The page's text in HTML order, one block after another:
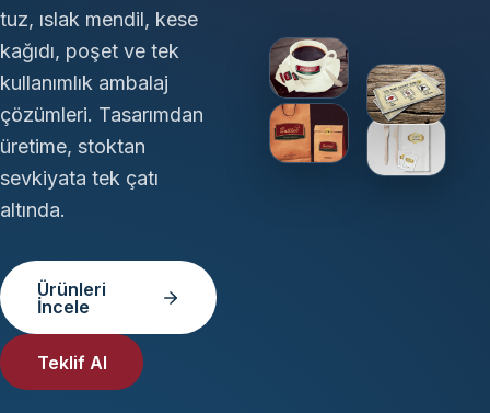
tuz, ıslak mendil, kese
kağıdı, poşet ve tek
kullanımlık ambalaj
çözümleri. Tasarımdan
üretime, stoktan
sevkiyata tek çatı
altında.
Ürünleri
İncele
Teklif Al